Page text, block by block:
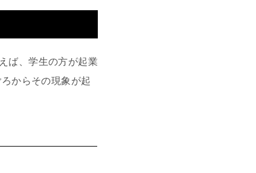
ば、学生の方が起業
からその現象が起